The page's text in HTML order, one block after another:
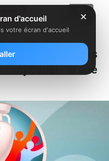
prive des
d’une
✕
d'accueil
votre écran d'accueil